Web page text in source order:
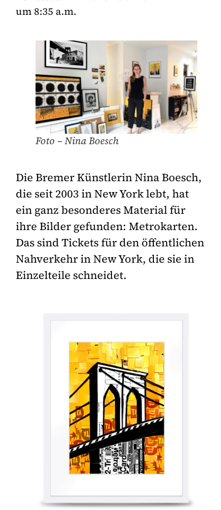
um 8:35 a.m.
Foto – Nina Boesch
Die Bremer Künstlerin Nina Boesch,
die seit 2003 in New York lebt, hat
ein ganz besonderes Material für
ihre Bilder gefunden: Metrokarten.
Das sind Tickets für den öffentlichen
Nahverkehr in New York, die sie in
Einzelteile schneidet.